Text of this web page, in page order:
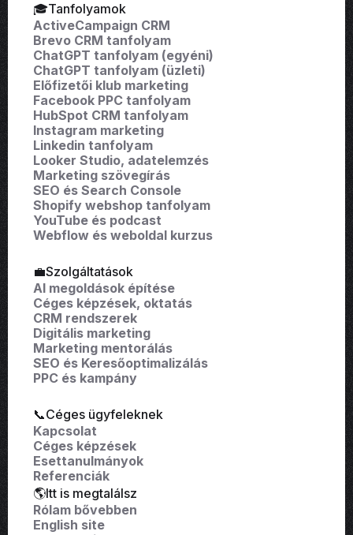
🎓Tanfolyamok
ActiveCampaign CRM
Brevo CRM tanfolyam
ChatGPT tanfolyam (egyéni)
ChatGPT tanfolyam (üzleti)
Előfizetői klub marketing
Facebook PPC tanfolyam
HubSpot CRM tanfolyam
Instagram marketing
Linkedin tanfolyam
Looker Studio, adatelemzés
Marketing szövegírás
SEO és Search Console
Shopify webshop tanfolyam
YouTube és podcast
Webflow és weboldal kurzus
💼Szolgáltatások
AI megoldások építése
Céges képzések, oktatás
CRM rendszerek
Digitális marketing
Marketing mentorálás
SEO és Keresőoptimalizálás
PPC és kampány
📞Céges ügyfeleknek
Kapcsolat
Céges képzések
Esettanulmányok
Referenciák
🌎Itt is megtalálsz
Rólam bővebben
English site